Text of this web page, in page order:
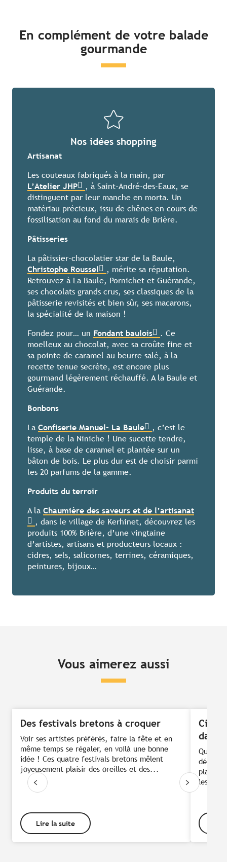
En complément de votre balade
gourmande
Nos idées shopping
Artisanat
Les couteaux fabriqués à la main, par
L’Atelier JHP
, à Saint-André-des-Eaux, se
distinguent par leur manche en morta. Un
matériau précieux, issu de chênes en cours de
fossilisation au fond du marais de Brière.
Pâtisseries
La pâtissier-chocolatier star de la Baule,
Christophe Roussel
, mérite sa réputation.
Retrouvez à La Baule, Pornichet et Guérande,
ses chocolats grands crus, ses classiques de la
pâtisserie revisités et bien sûr, ses macarons,
la spécialité de la maison !
Fondez pour… un Fondant baulois
. Ce
moelleux au chocolat, avec sa croûte fine et
sa pointe de caramel au beurre salé, à la
recette tenue secrète, est encore plus
gourmand légèrement réchauffé. A la Baule et
Guérande.
Bonbons
La Confiserie Manuel- La Baule
, c’est le
temple de la Niniche ! Une sucette tendre,
lisse, à base de caramel et plantée sur un
bâton de bois. Le plus dur est de choisir parmi
les 20 parfums de la gamme.
Produits du terroir
A la Chaumière des saveurs et de l’artisanat
, dans le village de Kerhinet, découvrez les
produits 100% Brière, d’une vingtaine
d’artistes, artisans et producteurs locaux :
cidres, sels, salicornes, terrines, céramiques,
peintures, bijoux…
Vous aimerez aussi
Des festivals bretons à croquer
Voir ses artistes préférés, faire la fête et en
même temps se régaler, en voilà une bonne
idée ! Ces quatre festivals bretons mêlent
joyeusement plaisir des oreilles et des...
Lire la suite
Cinq
dans
Qui dit
plaisir
les